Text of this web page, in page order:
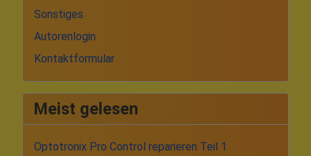
Sonstiges
Autorenlogin
Kontaktformular
Meist gelesen
Optotronix Pro Control reparieren Teil 1